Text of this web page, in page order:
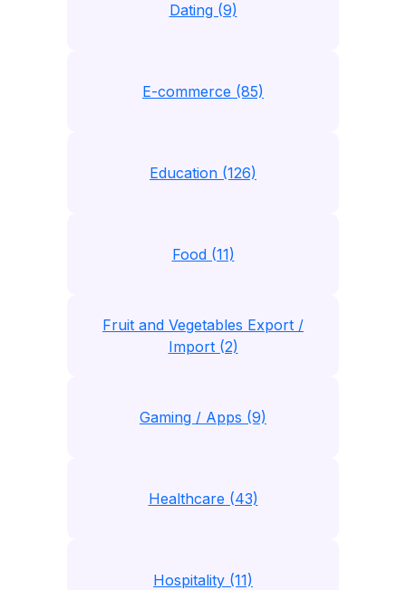
Dating (9)
E-commerce (85)
Education (126)
Food (11)
Fruit and Vegetables Export /
Import (2)
Gaming / Apps (9)
Healthcare (43)
Hospitality (11)